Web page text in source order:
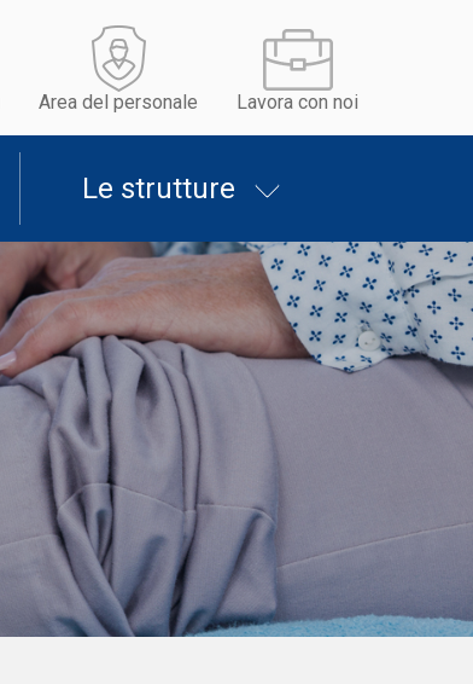
Area del personale Lavora con noi
Le strutture